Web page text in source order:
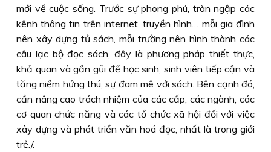
mới về cuộc sống. Trước sự phong phú, tràn ngập các
kênh thông tin trên internet, truyền hình… mỗi gia đình
nên xây dựng tủ sách, mỗi trường nên hình thành các
câu lạc bộ đọc sách, đây là phương pháp thiết thực,
khả quan và gần gũi để học sinh, sinh viên tiếp cận và
tăng niềm hứng thú, sự đam mê với sách. Bên cạnh đó,
cần nâng cao trách nhiệm của các cấp, các ngành, các
cơ quan chức năng và các tổ chức xã hội đối với việc
xây dựng và phát triển văn hoá đọc, nhất là trong giới
trẻ./.